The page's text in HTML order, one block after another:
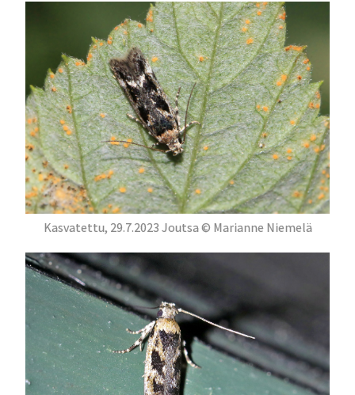
Kasvatettu, 29.7.2023 Joutsa © Marianne Niemelä